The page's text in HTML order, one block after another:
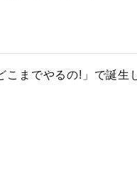
こまでやるの!」で誕生